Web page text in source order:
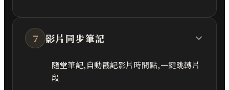
7 影片同步筆記
隨堂筆記,自動戳記影片時間點,一鍵跳轉片
段